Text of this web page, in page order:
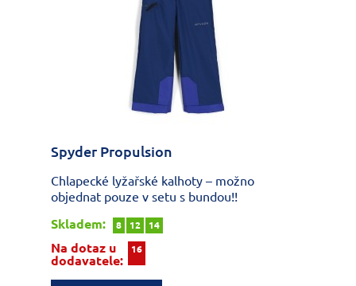
Spyder Propulsion
Chlapecké lyžařské kalhoty – možno
objednat pouze v setu s bundou!!
Skladem:
8 12 14
Na dotaz u
dodavatele:
16